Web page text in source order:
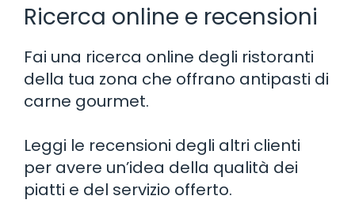
Ricerca online e recensioni
Fai una ricerca online degli ristoranti
della tua zona che offrano antipasti di
carne gourmet.
Leggi le recensioni degli altri clienti
per avere un’idea della qualità dei
piatti e del servizio offerto.